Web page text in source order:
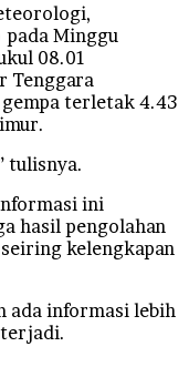
Minggu
08.01
Tenggara
terletak 4.43
tulisnya.
ini
hasil pengolahan
kelengkapan
ada informasi lebih